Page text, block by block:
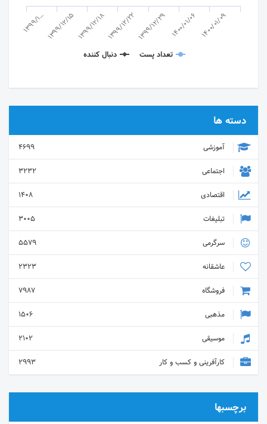
تعداد پست دنبال کننده
1399/1… 1399/12/15 1399/12/181399/12/22 1399/12/29 1400/01/06 1400/01/09
دسته ها
آموزشی
4699
اجتماعی
3232
اقتصادی
1408
تبلیغات
3005
سرگرمی
5579
عاشقانه
2323
فروشگاه
7987
مذهبی
1506
موسیقی
2102
کارآفرینی و کسب و کار
2993
برچسبها